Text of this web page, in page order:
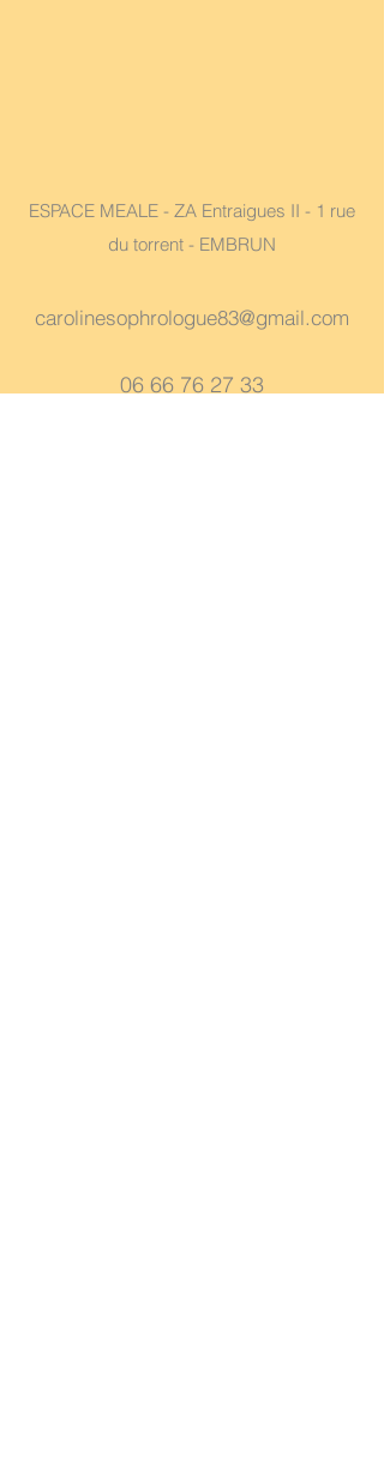
ESPACE MEALE - ZA Entraigues II - 1 rue
du torrent - EMBRUN
carolinesophrologue83@gmail.com
06 66 76 27 33